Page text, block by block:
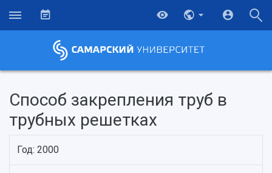
Способ закрепления труб в
трубных решетках
Год: 2000